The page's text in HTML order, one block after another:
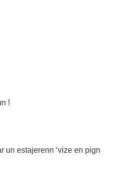
!
un estajerenn ‘vize en pign